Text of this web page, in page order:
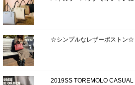
☆シンプルなレザーボストン☆
2019SS TOREMOLO